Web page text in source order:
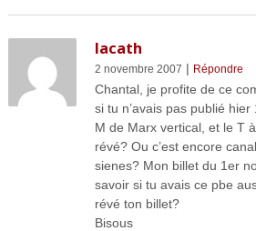
lacath
2 novembre 2007 | Répondre
Chantal, je profite de ce
si tu n’avais pas publié
M de Marx vertical, et le T
révé? Ou c’est encore
sienes? Mon billet du 1er
savoir si tu avais ce pbe
révé ton billet?
Bisous